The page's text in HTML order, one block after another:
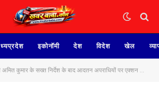
इकोनॉमी देश विदेश खेल
के बाद आदतन अपराधियों पर एक्शन मोड में पुलिस, रात भर में 25 बदमाशों को अभिरक्षा में लिया…एसपी ने कल अधिकारियों की बैठक में जताई थी नाराजगी